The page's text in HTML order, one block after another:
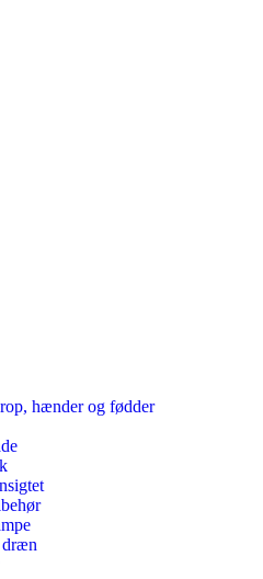
hænder og fødder
dræn